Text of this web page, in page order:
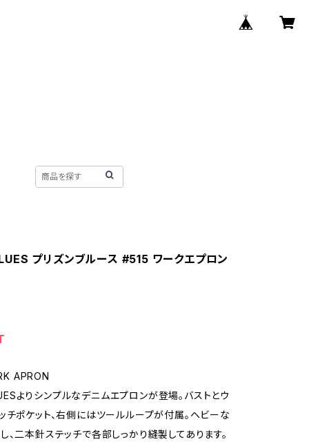
プリズンブルース #515 ワークエプロン
APRON
よりシンプルなデニムエプロンが登場。バストとウ
チポケット、右側にはツールループが付属。ヘビーな
、二本針ステッチで各部しっかり縫製してあります。